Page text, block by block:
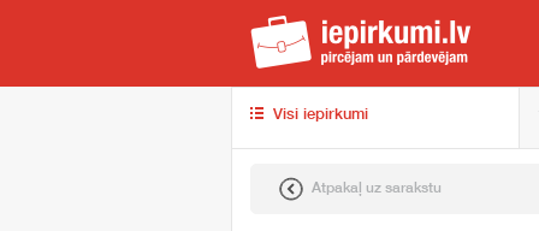
Visi iepirkumi
Atpakaļ uz sarakstu